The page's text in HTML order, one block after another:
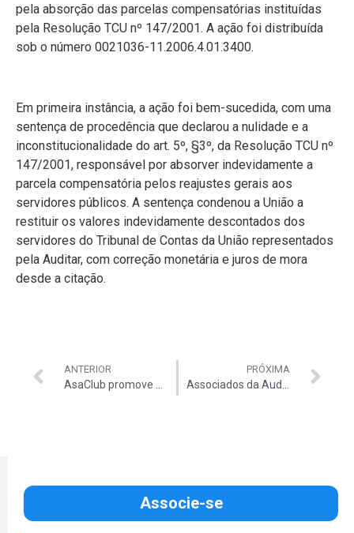
pela absorção das parcelas compensatórias instituídas
pela Resolução TCU nº 147/2001. A ação foi distribuída
sob o número 0021036-11.2006.4.01.3400.
Em primeira instância, a ação foi bem-sucedida, com uma
sentença de procedência que declarou a nulidade e a
inconstitucionalidade do art. 5º, §3º, da Resolução TCU nº
147/2001, responsável por absorver indevidamente a
parcela compensatória pelos reajustes gerais aos
servidores públicos. A sentença condenou a União a
restituir os valores indevidamente descontados dos
servidores do Tribunal de Contas da União representados
pela Auditar, com correção monetária e juros de mora
desde a citação.
ANTERIOR
AsaClub promove sorteio especial em comemoração ao Dia dos Namorados
PRÓXIMA
Associados da Auditar têm 30% de desconto nas diárias do Royal Tulip
Associe-se